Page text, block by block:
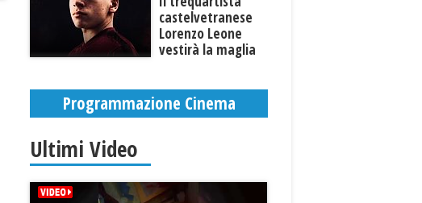
castelvetranese
Lorenzo Leone
vestirà la maglia
Programmazione Cinema
Ultimi Video